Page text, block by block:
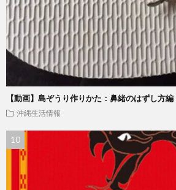
【動画】島ぞうり作りかた：鼻緒のはずし方編
沖縄生活情報